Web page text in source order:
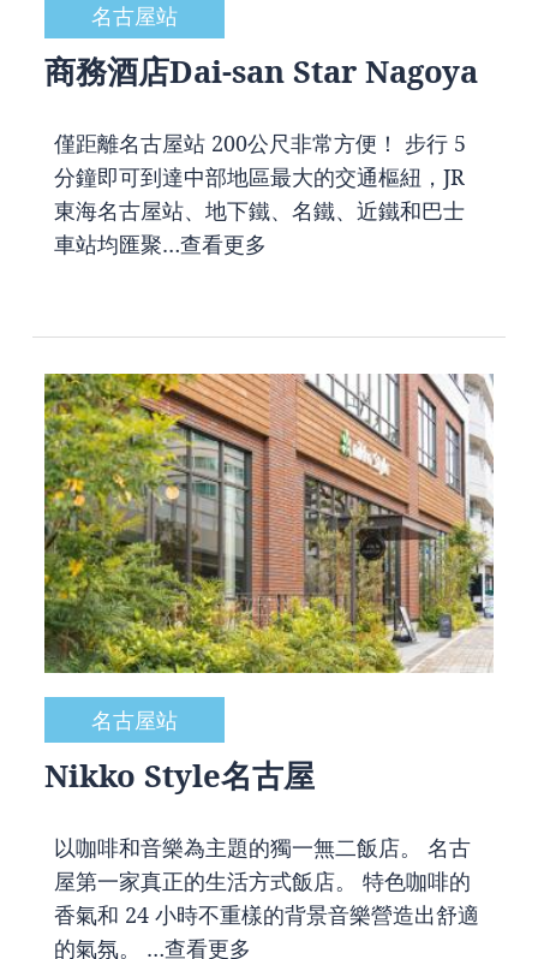
名古屋站
商務酒店Dai-san Star Nagoya
僅距離名古屋站 200公尺非常方便！ 步行 5
分鐘即可到達中部地區最大的交通樞紐，JR
東海名古屋站、地下鐵、名鐵、近鐵和巴士
車站均匯聚…查看更多
名古屋站
Nikko Style名古屋
以咖啡和音樂為主題的獨一無二飯店。 名古
屋第一家真正的生活方式飯店。 特色咖啡的
香氣和 24 小時不重樣的背景音樂營造出舒適
的氣氛。 …查看更多